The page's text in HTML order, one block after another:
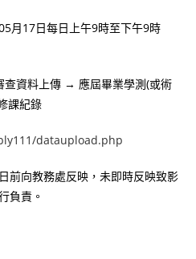
月17日每日上午9時至下午9時
資料上傳 → 應屆畢業學測(或術
課紀錄
dataupload.php
前向教務處反映，未即時反映致影
負責。